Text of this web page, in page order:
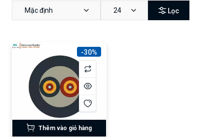
Mặc định 24 Lọc
-30%
Thêm vào giỏ hàng